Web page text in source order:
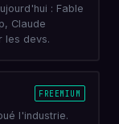
: Fable
Claude
les devs.
FREEMIUM
l'industrie.